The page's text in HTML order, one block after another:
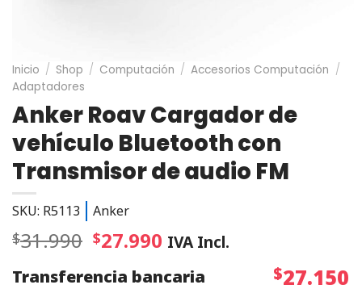
Inicio / Shop / Computación / Accesorios Computación /
Adaptadores
Anker Roav Cargador de
vehículo Bluetooth con
Transmisor de audio FM
SKU: R5113 Anker
$31.990 $27.990 IVA Incl.
Transferencia bancaria
$27.150